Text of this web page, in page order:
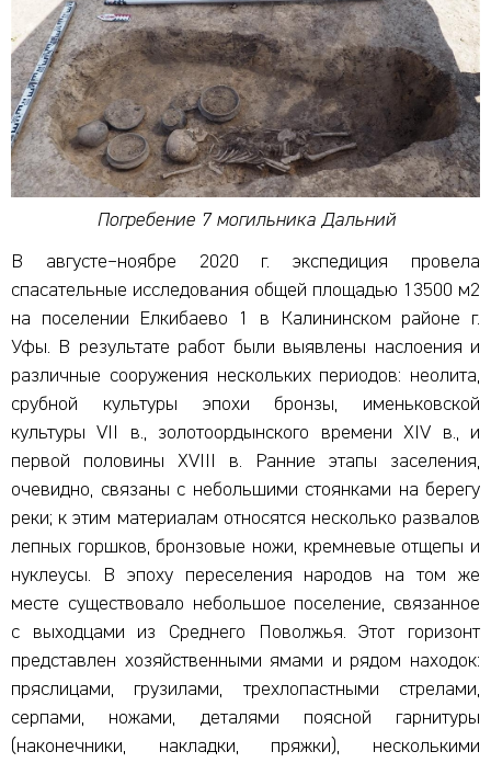
Погребение 7 могильника Дальний
В августе–ноябре 2020 г. экспедиция провела
спасательные исследования общей площадью 13500 м2
на поселении Елкибаево 1 в Калининском районе г.
Уфы. В результате работ были выявлены наслоения и
различные сооружения нескольких периодов: неолита,
срубной культуры эпохи бронзы, именьковской
культуры VII в., золотоордынского времени XIV в., и
первой половины XVIII в. Ранние этапы заселения,
очевидно, связаны с небольшими стоянками на берегу
реки; к этим материалам относятся несколько развалов
лепных горшков, бронзовые ножи, кремневые отщепы и
нуклеусы. В эпоху переселения народов на том же
месте существовало небольшое поселение, связанное
с выходцами из Среднего Поволжья. Этот горизонт
представлен хозяйственными ямами и рядом находок:
пряслицами, грузилами, трехлопастными стрелами,
серпами, ножами, деталями поясной гарнитуры
(наконечники, накладки, пряжки), несколькими